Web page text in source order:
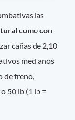
las
como con
cañas de 2,10
medianos
de freno,
50 lb (1 lb =